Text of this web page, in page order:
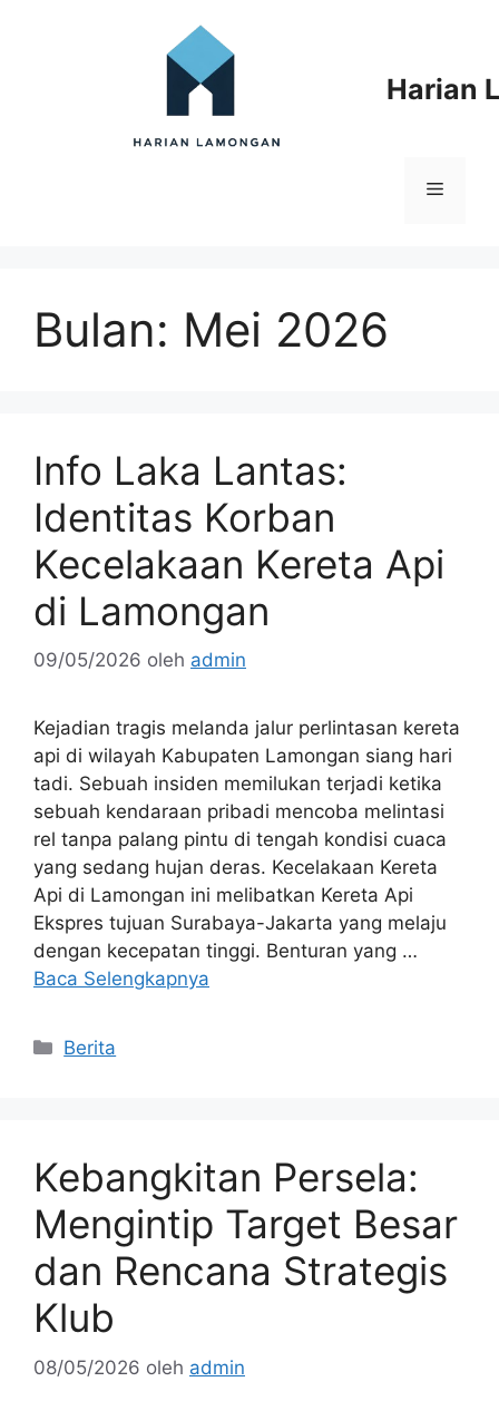
Harian
Menu
Bulan: Mei 2026
Info Laka Lantas:
Identitas Korban
Kecelakaan Kereta Api
di Lamongan
09/05/2026 oleh admin
Kejadian tragis melanda jalur perlintasan kereta
api di wilayah Kabupaten Lamongan siang hari
tadi. Sebuah insiden memilukan terjadi ketika
sebuah kendaraan pribadi mencoba melintasi
rel tanpa palang pintu di tengah kondisi cuaca
yang sedang hujan deras. Kecelakaan Kereta
Api di Lamongan ini melibatkan Kereta Api
Ekspres tujuan Surabaya-Jakarta yang melaju
dengan kecepatan tinggi. Benturan yang …
Baca Selengkapnya
Kategori
Berita
Kebangkitan Persela:
Mengintip Target Besar
dan Rencana Strategis
Klub
08/05/2026 oleh admin